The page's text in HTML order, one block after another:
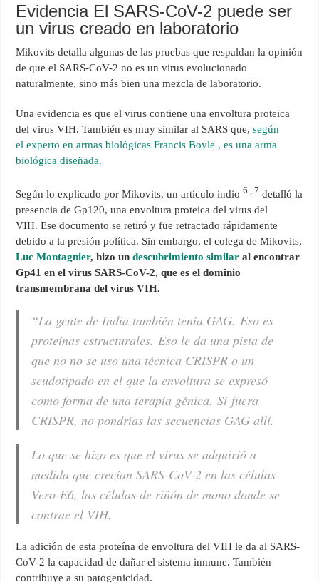
Evidencia El SARS-CoV-2 puede ser
un virus creado en laboratorio
Mikovits detalla algunas de las pruebas que respaldan la opinión
de que el SARS-CoV-2 no es un virus evolucionado
naturalmente, sino más bien una mezcla de laboratorio.
Una evidencia es que el virus contiene una envoltura proteica
del virus VIH. También es muy similar al SARS que,según
el experto en armas biológicas Francis Boyle , es una arma
biológica diseñada.
Según lo explicado por Mikovits, un artículo indio6 , 7 detalló la
presencia de Gp120, una envoltura proteica del virus del
VIH. Ese documento se retiró y fue retractado rápidamente
debido a la presión política. Sin embargo, el colega de Mikovits,
Luc Montagnier, hizo undescubrimiento similar al encontrar
Gp41 en el virus SARS-CoV-2, que es el dominio
transmembrana del virus VIH.
“La gente de India también tenía GAG. Eso es
proteínas estructurales. Eso le da una pista de
que no no se uso una técnica CRISPR o un
seudotipado en el que la envoltura se expresó
como forma de una terapia génica. Si fuera
CRISPR, no pondrías las secuencias GAG allí.
Lo que se hizo es que el virus se adquirió a
medida que crecían SARS-CoV-2 en las células
Vero-E6, las células de riñón de mono donde se
contrae el VIH.
La adición de esta proteína de envoltura del VIH le da al SARS-
CoV-2 la capacidad de dañar el sistema inmune. También
contribuye a su patogenicidad.